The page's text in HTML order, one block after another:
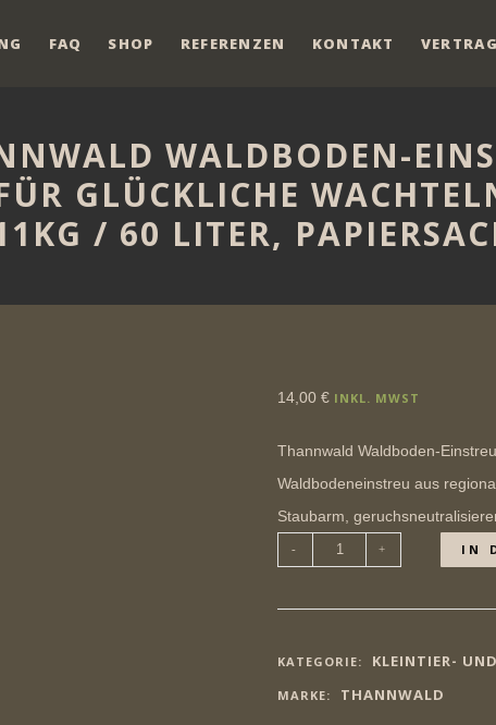
FAQ SHOP REFERENZEN KONTAKT
WALDBODEN-
GLÜCKLICHE
/ 60 LITER,
14,00€ INKL. MWST
Thannwald Waldboden-
Waldbodeneinstreu aus
Staubarm,
Waldboden-
Einstreufür
Papiersack
IN
KATEGORIE: KLEINTIER-
MARKE: THANNWALD